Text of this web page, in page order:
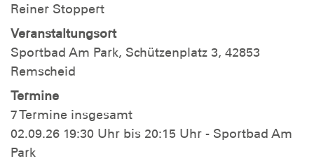
Reiner Stoppert
Veranstaltungsort
Sportbad Am Park, Schützenplatz 3, 42853
Remscheid
Termine
7 Termine insgesamt
02.09.26 19:30 Uhr bis 20:15 Uhr - Sportbad Am
Park